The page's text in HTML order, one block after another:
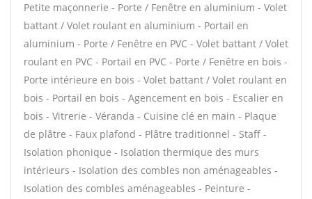
Petite maçonnerie - Porte / Fenêtre en aluminium - Volet
battant / Volet roulant en aluminium - Portail en
aluminium - Porte / Fenêtre en PVC - Volet battant / Volet
roulant en PVC - Portail en PVC - Porte / Fenêtre en bois -
Porte intérieure en bois - Volet battant / Volet roulant en
bois - Portail en bois - Agencement en bois - Escalier en
bois - Vitrerie - Véranda - Cuisine clé en main - Plaque
de plâtre - Faux plafond - Plâtre traditionnel - Staff -
Isolation phonique - Isolation thermique des murs
intérieurs - Isolation des combles non aménageables -
Isolation des combles aménageables - Peinture -